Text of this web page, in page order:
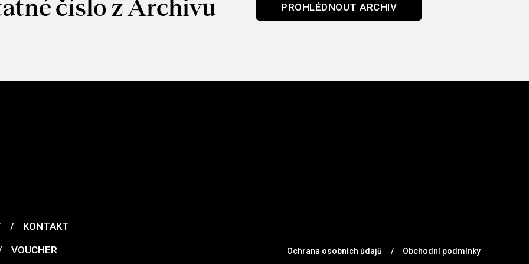
číslo z Archivu PROHLÉDNOUT ARCHIV
/
KONTAKT
VOUCHER Ochrana osobních údajů / Obchodní podmínky